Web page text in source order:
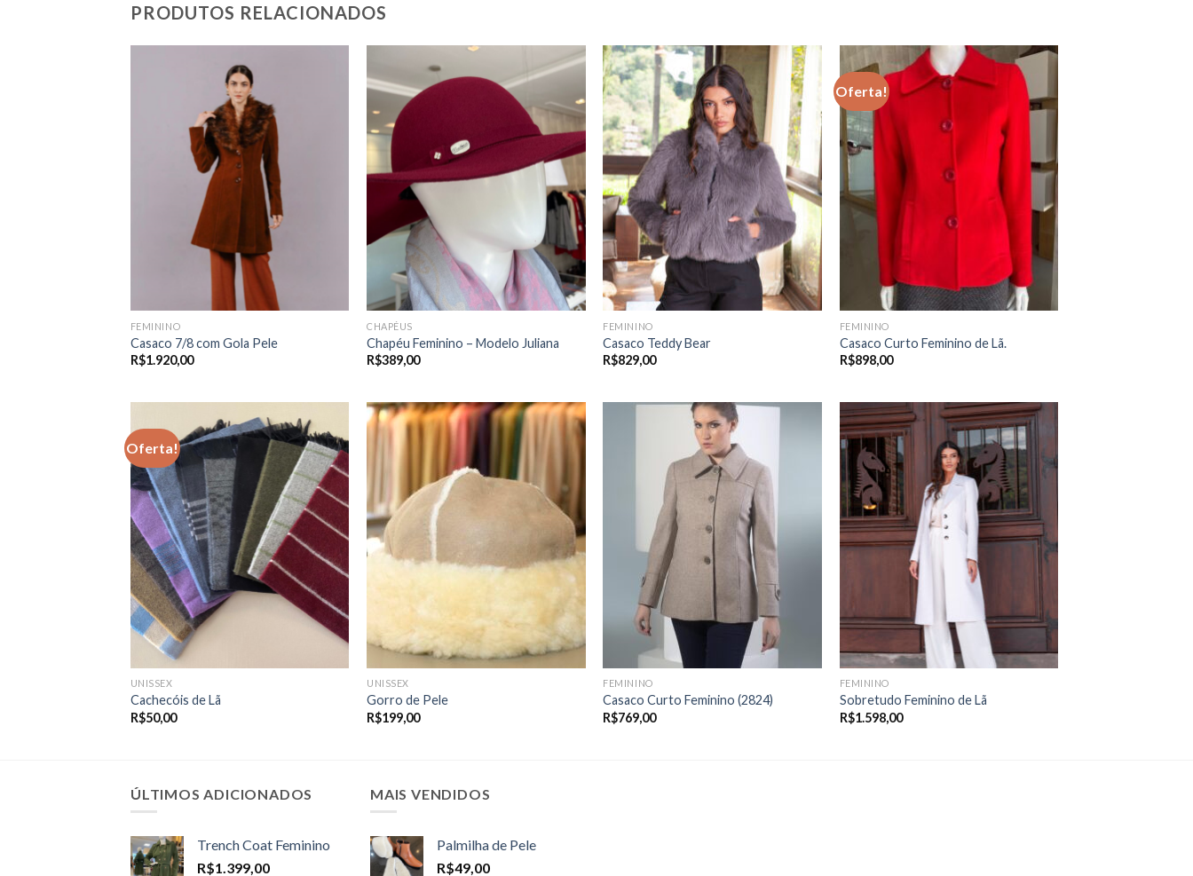
PRODUTOS RELACIONADOS
FEMININO
Casaco 7/8 com Gola Pele
R$1.920,00
CHAPÉUS
Chapéu Feminino – Modelo Juliana
R$389,00
FEMININO
Casaco Teddy Bear
R$829,00
Oferta!
FEMININO
Casaco Curto Feminino de Lã.
R$898,00
Oferta!
UNISSEX
Cachecóis de Lã
R$50,00
UNISSEX
Gorro de Pele
R$199,00
FEMININO
Casaco Curto Feminino (2824)
R$769,00
FEMININO
Sobretudo Feminino de Lã
R$1.598,00
ÚLTIMOS ADICIONADOS
Trench Coat Feminino
R$1.399,00
MAIS VENDIDOS
Palmilha de Pele
R$49,00